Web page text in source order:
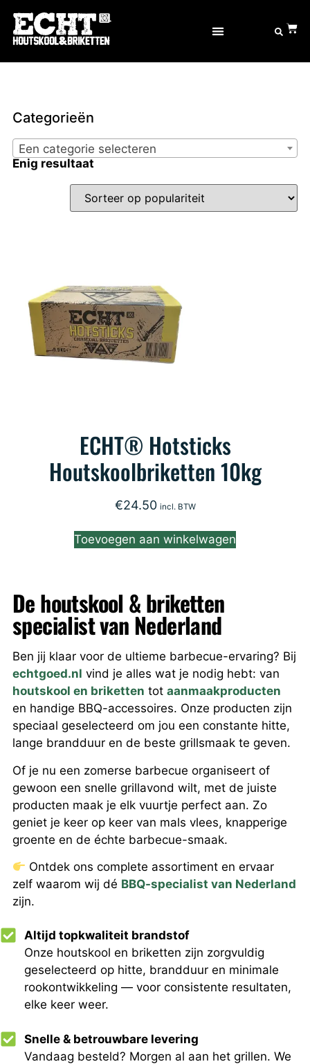
Altijd topkwaliteit brandstof
Onze houtskool en briketten zijn zorgvuldig
geselecteerd op hitte, brandduur en minimale
rookontwikkeling — voor consistente resultaten,
elke keer weer.
Snelle & betrouwbare levering
Vandaag besteld? Morgen al aan het grillen. We
De houtskool & briketten
specialist van Nederland
Ben jij klaar voor de ultieme barbecue-ervaring? Bij
echtgoed.nl vind je alles wat je nodig hebt: van
houtskool en briketten tot aanmaakproducten
en handige BBQ-accessoires. Onze producten zijn
speciaal geselecteerd om jou een constante hitte,
lange brandduur en de beste grillsmaak te geven.
Of je nu een zomerse barbecue organiseert of
gewoon een snelle grillavond wilt, met de juiste
producten maak je elk vuurtje perfect aan. Zo
geniet je keer op keer van mals vlees, knapperige
groente en de échte barbecue-smaak.
Ontdek ons complete assortiment en ervaar
zelf waarom wij dé BBQ-specialist van Nederland
zijn.
Enig resultaat
ECHT® Hotsticks
Houtskoolbriketten 10kg
€24.50 incl. BTW
Toevoegen aan winkelwagen
Categorieën
Een categorie selecteren